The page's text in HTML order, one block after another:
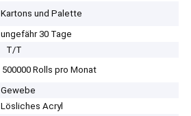
Kartons und Palette
ungefähr 30 Tage
T/T
500000 Rolls pro Monat
Gewebe
Lösliches Acryl